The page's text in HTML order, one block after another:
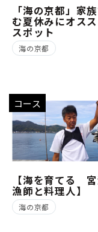
「海の京都」家
む夏休みにオス
スポット
海の京都
コース
【海を育てる
漁師と料理人】
海の京都